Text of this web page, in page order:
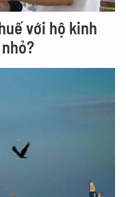
với hộ kinh